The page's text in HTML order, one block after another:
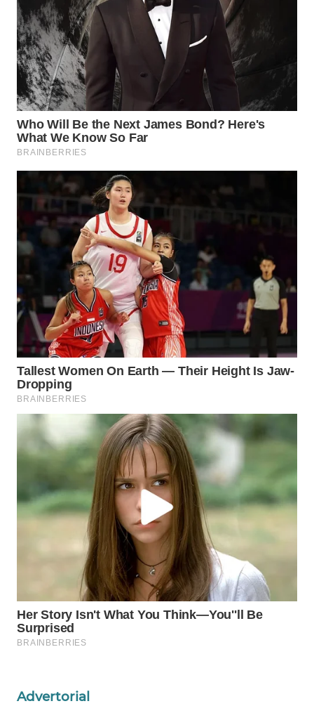
Advertorial
WAHANA
NEWS
WAHANA
TANI
WAHANA
ADVOKAT
INFRASTRUKTUR
WAHANA
KONSUMEN
WAHANA
WAHANA
TRAVEL
WAHANA
TV
ID
CO ID
WAHANANEWS
WAHANA
UMKM
SELEB